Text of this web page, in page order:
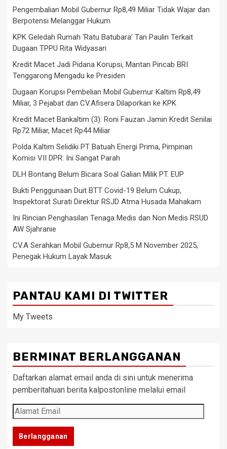
Pengembalian Mobil Gubernur Rp8,49 Miliar Tidak Wajar dan
Berpotensi Melanggar Hukum
KPK Geledah Rumah ‘Ratu Batubara’ Tan Paulin Terkait
Dugaan TPPU Rita Widyasari
Kredit Macet Jadi Pidana Korupsi, Mantan Pincab BRI
Tenggarong Mengadu ke Presiden
Dugaan Korupsi Pembelian Mobil Gubernur Kaltim Rp8,49
Miliar, 3 Pejabat dan CV.Afisera Dilaporkan ke KPK
Kredit Macet Bankaltim (3): Roni Fauzan Jamin Kredit Senilai
Rp72 Miliar, Macet Rp44 Miliar
Polda Kaltim Selidiki PT Batuah Energi Prima, Pimpinan
Komisi VII DPR: Ini Sangat Parah
DLH Bontang Belum Bicara Soal Galian Milik PT. EUP
Bukti Penggunaan Duit BTT Covid-19 Belum Cukup,
Inspektorat Surati Direktur RSJD Atma Husada Mahakam
Ini Rincian Penghasilan Tenaga Medis dan Non Medis RSUD
AW Sjahranie
CV.A Serahkan Mobil Gubernur Rp8,5 M November 2025,
Penegak Hukum Layak Masuk
PANTAU KAMI DI TWITTER
My Tweets
BERMINAT BERLANGGANAN
Daftarkan alamat email anda di sini untuk menerima
pemberitahuan berita kalpostonline melalui email
Alamat
Email
Berlangganan